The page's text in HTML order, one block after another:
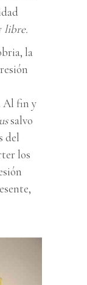
libre.
la
Al fin y
salvo
del
los